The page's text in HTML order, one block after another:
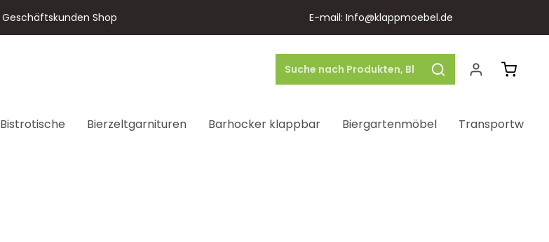
Geschäftskunden Shop E-mail: Info@klappmoebel.de
Bistrotische Bierzeltgarnituren Barhocker klappbar Biergartenmöbel